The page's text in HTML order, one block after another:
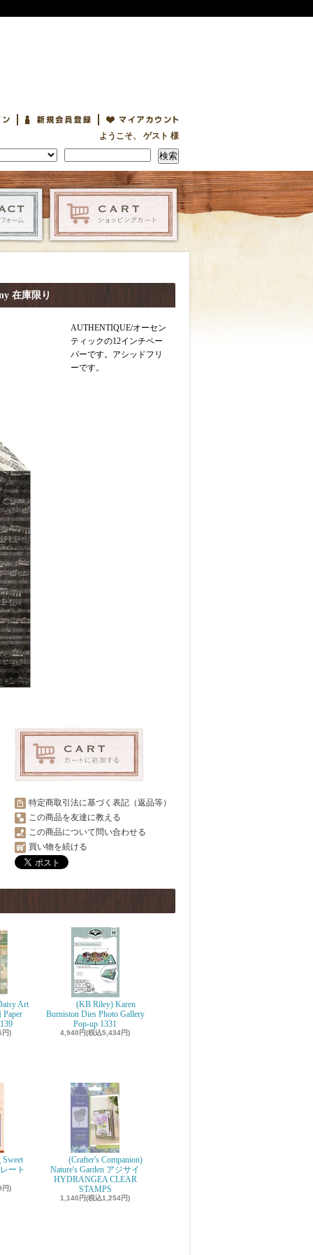
ようこそ、 ゲスト 様
検索
在庫限り
AUTHENTIQUE/オーセン
ティックの12インチペー
パーです。アシッドフリ
ーです。
特定商取引法に基づく表記（返品等）
この商品を友達に教える
この商品について問い合わせる
買い物を続ける
Art
Paper
円)
(KB Riley) Karen
Burniston Dies Photo Gallery
Pop-up 1331
4,940円(税込5,434円)
Sweet
ート
円)
(Crafter's Companion)
Nature's Garden アジサイ
HYDRANGEA CLEAR
STAMPS
1,140円(税込1,254円)